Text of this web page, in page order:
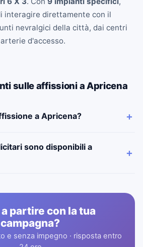
interagire direttamente con il
nevralgici della città, dai centri
d'accesso.
sulle affissioni a Apricena
a Apricena?
sono disponibili a
partire con la tua
campagna?
e senza impegno · risposta entro